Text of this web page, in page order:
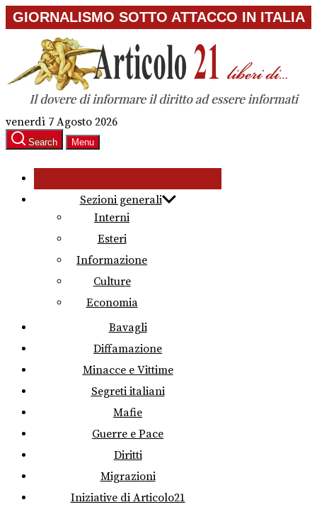
Skip
to
content
GIORNALISMO SOTTO ATTACCO IN ITALIA
venerdì 7 Agosto 2026
Search Menu
Sezioni generali
Interni
Esteri
Informazione
Culture
Economia
Bavagli
Diffamazione
Minacce e Vittime
Segreti italiani
Mafie
Guerre e Pace
Diritti
Migrazioni
Iniziative di Articolo21